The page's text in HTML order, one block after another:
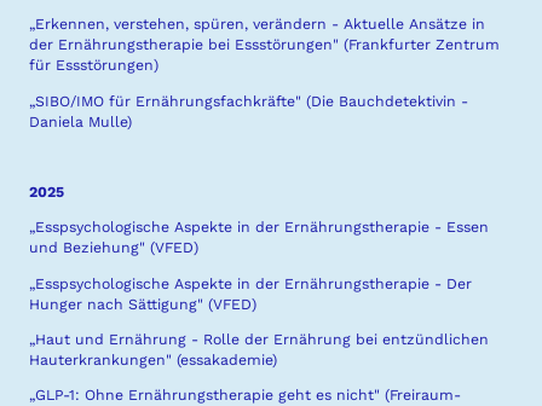
„Erkennen, verstehen, spüren, verändern - Aktuelle Ansätze in
der Ernährungstherapie bei Essstörungen" (Frankfurter Zentrum
für Essstörungen)
„SIBO/IMO für Ernährungsfachkräfte" (Die Bauchdetektivin -
Daniela Mulle)
2025
„Esspsychologische Aspekte in der Ernährungstherapie - Essen
und Beziehung" (VFED)
„Esspsychologische Aspekte in der Ernährungstherapie - Der
Hunger nach Sättigung" (VFED)
„Haut und Ernährung - Rolle der Ernährung bei entzündlichen
Hauterkrankungen" (essakademie)
„GLP-1: Ohne Ernährungstherapie geht es nicht" (Freiraum-